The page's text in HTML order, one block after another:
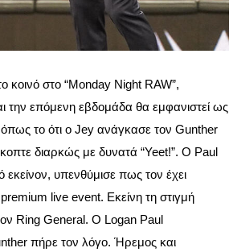
κοινό στο “Monday Night RAW”,
την επόμενη εβδομάδα θα εμφανιστεί ως
το ότι ο Jey ανάγκασε τον Gunther
διαρκώς με δυνατά “Yeet!”. Ο Paul
υπενθύμισε πως τον έχει
live event. Εκείνη τη στιγμή
Ring General. Ο Logan Paul
πήρε τον λόγο. Ήρεμος και